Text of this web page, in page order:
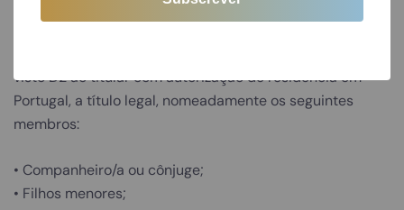
visto D2 ao titular com autorização de residência em
Portugal, a título legal, nomeadamente os seguintes
membros:
• Companheiro/a ou cônjuge;
• Filhos menores;